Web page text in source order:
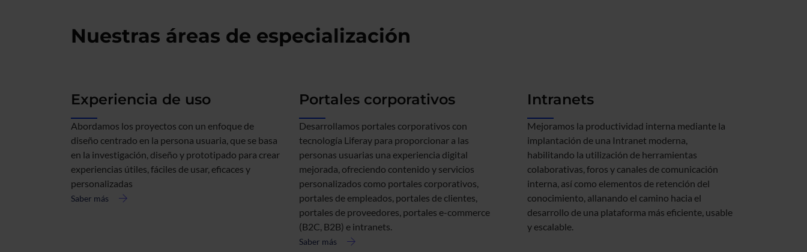
Nuestras áreas de especialización
Experiencia de uso
Abordamos los proyectos con un enfoque de
diseño centrado en la persona usuaria, que se basa
en la investigación, diseño y prototipado para crear
experiencias útiles, fáciles de usar, eficaces y
personalizadas
Saber más
acerca
Portales corporativos
Desarrollamos portales corporativos con
tecnología Liferay para proporcionar a las
personas usuarias una experiencia digital
mejorada, ofreciendo contenido y servicios
personalizados como portales corporativos,
portales de empleados, portales de clientes,
portales de proveedores, portales e-commerce
(B2C, B2B) e intranets.
Saber más
acerca
Intranets
Mejoramos la productividad interna mediante la
implantación de una Intranet moderna,
habilitando la utilización de herramientas
colaborativas, foros y canales de comunicación
interna, así como elementos de retención del
conocimiento, allanando el camino hacia el
desarrollo de una plataforma más eficiente, usable
y escalable.